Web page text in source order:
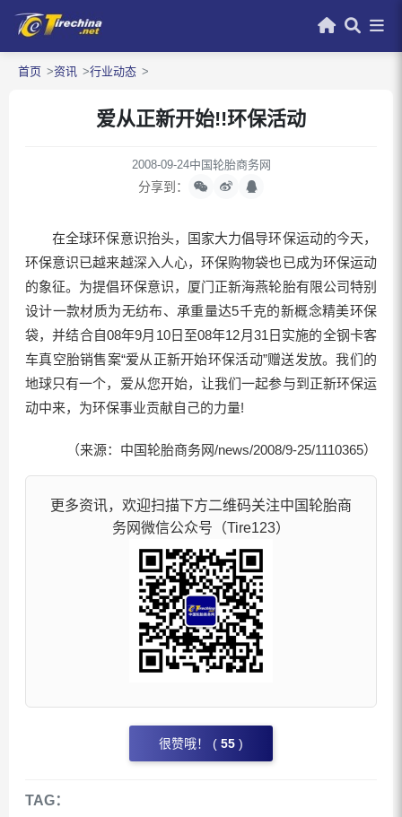
首页 资讯 行业动态
爱从正新开始!!环保活动
2008-09-24中国轮胎商务网
分享到：
在全球环保意识抬头，国家大力倡导环保运动的今天，
环保意识已越来越深入人心，环保购物袋也已成为环保运动
的象征。为提倡环保意识，厦门正新海燕轮胎有限公司特别
设计一款材质为无纺布、承重量达5千克的新概念精美环保
袋，并结合自08年9月10日至08年12月31日实施的全钢卡客
车真空胎销售案“爱从正新开始环保活动”赠送发放。我们的
地球只有一个，爱从您开始，让我们一起参与到正新环保运
动中来，为环保事业贡献自己的力量!
（来源：中国轮胎商务网/news/2008/9-25/1110365）
更多资讯，欢迎扫描下方二维码关注中国轮胎商
务网微信公众号（Tire123）
很赞哦！ ( 55 )
TAG：